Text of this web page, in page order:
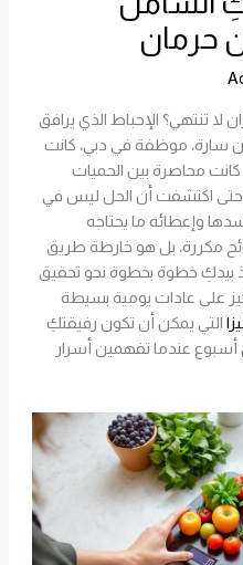
حرمان
تنتهي؟ الإحباط الذي يرافق
سارة، موظفة في دبي، كانت
محاصرة بين الحميات
حتى اكتشفت أن الحل ليس في
وإعطائه ما يحتاجه
مكررة، بل هو خارطة طريق
خطوة بخطوة نحو تحقيق
على عادات يومية بسيطة
التي يمكن أن تكون رفيقتكِ
أسبوع عندما تفهمين أسرار